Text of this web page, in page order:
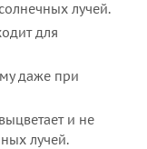
лучей.
для
даже при
и не
лучей.